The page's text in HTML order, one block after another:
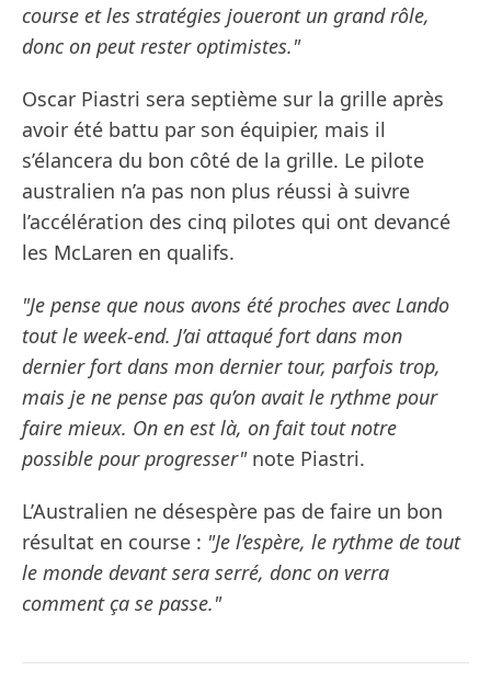
course et les stratégies joueront un grand rôle,
donc on peut rester optimistes."
Oscar Piastri sera septième sur la grille après
avoir été battu par son équipier, mais il
s’élancera du bon côté de la grille. Le pilote
australien n’a pas non plus réussi à suivre
l’accélération des cinq pilotes qui ont devancé
les McLaren en qualifs.
"Je pense que nous avons été proches avec Lando
tout le week-end. J’ai attaqué fort dans mon
dernier fort dans mon dernier tour, parfois trop,
mais je ne pense pas qu’on avait le rythme pour
faire mieux. On en est là, on fait tout notre
possible pour progresser"note Piastri.
L’Australien ne désespère pas de faire un bon
résultat en course : "Je l’espère, le rythme de tout
le monde devant sera serré, donc on verra
comment ça se passe."